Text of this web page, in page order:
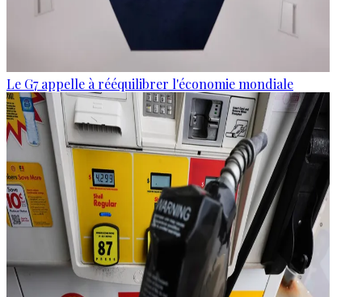
Le G7 appelle à rééquilibrer l'économie mondiale